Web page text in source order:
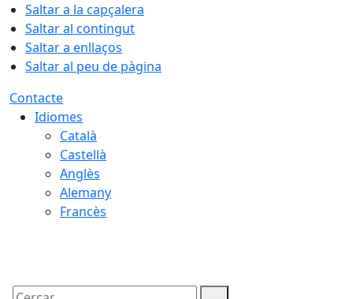
Saltar a la capçalera
Saltar al contingut
Saltar a enllaços
Saltar al peu de pàgina
Contacte
Idiomes
Català
Castellà
Anglès
Alemany
Francès